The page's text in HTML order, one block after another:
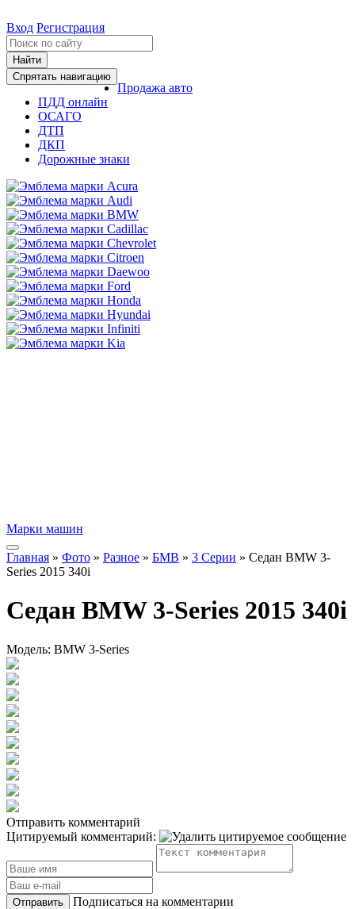
Вход Регистрация
Найти
Спрятать навигацию
Продажа авто
ПДД онлайн
ОСАГО
ДТП
ДКП
Дорожные знаки
Марки машин
Главная » Фото » Разное » БМВ » 3 Серии » Cедан BMW 3-
Series 2015 340i
Cедан BMW 3-Series 2015 340i
Модель: BMW 3-Series
Отправить комментарий
Цитируемый комментарий:
Отправить
Подписаться на комментарии